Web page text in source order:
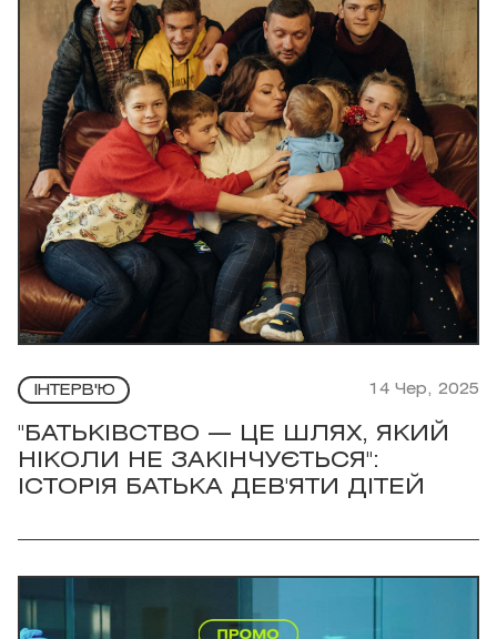
ІНТЕРВ'Ю 14 Чер, 2025
"БАТЬКІВСТВО — ЦЕ ШЛЯХ, ЯКИЙ
НІКОЛИ НЕ ЗАКІНЧУЄТЬСЯ":
ІСТОРІЯ БАТЬКА ДЕВ'ЯТИ ДІТЕЙ